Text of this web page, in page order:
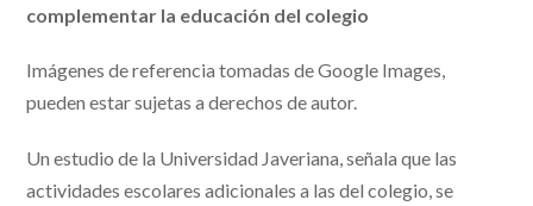
complementar la educación del colegio
Imágenes de referencia tomadas de Google Images,
pueden estar sujetas a derechos de autor.
Un estudio de la Universidad Javeriana, señala que las
actividades escolares adicionales a las del colegio, se